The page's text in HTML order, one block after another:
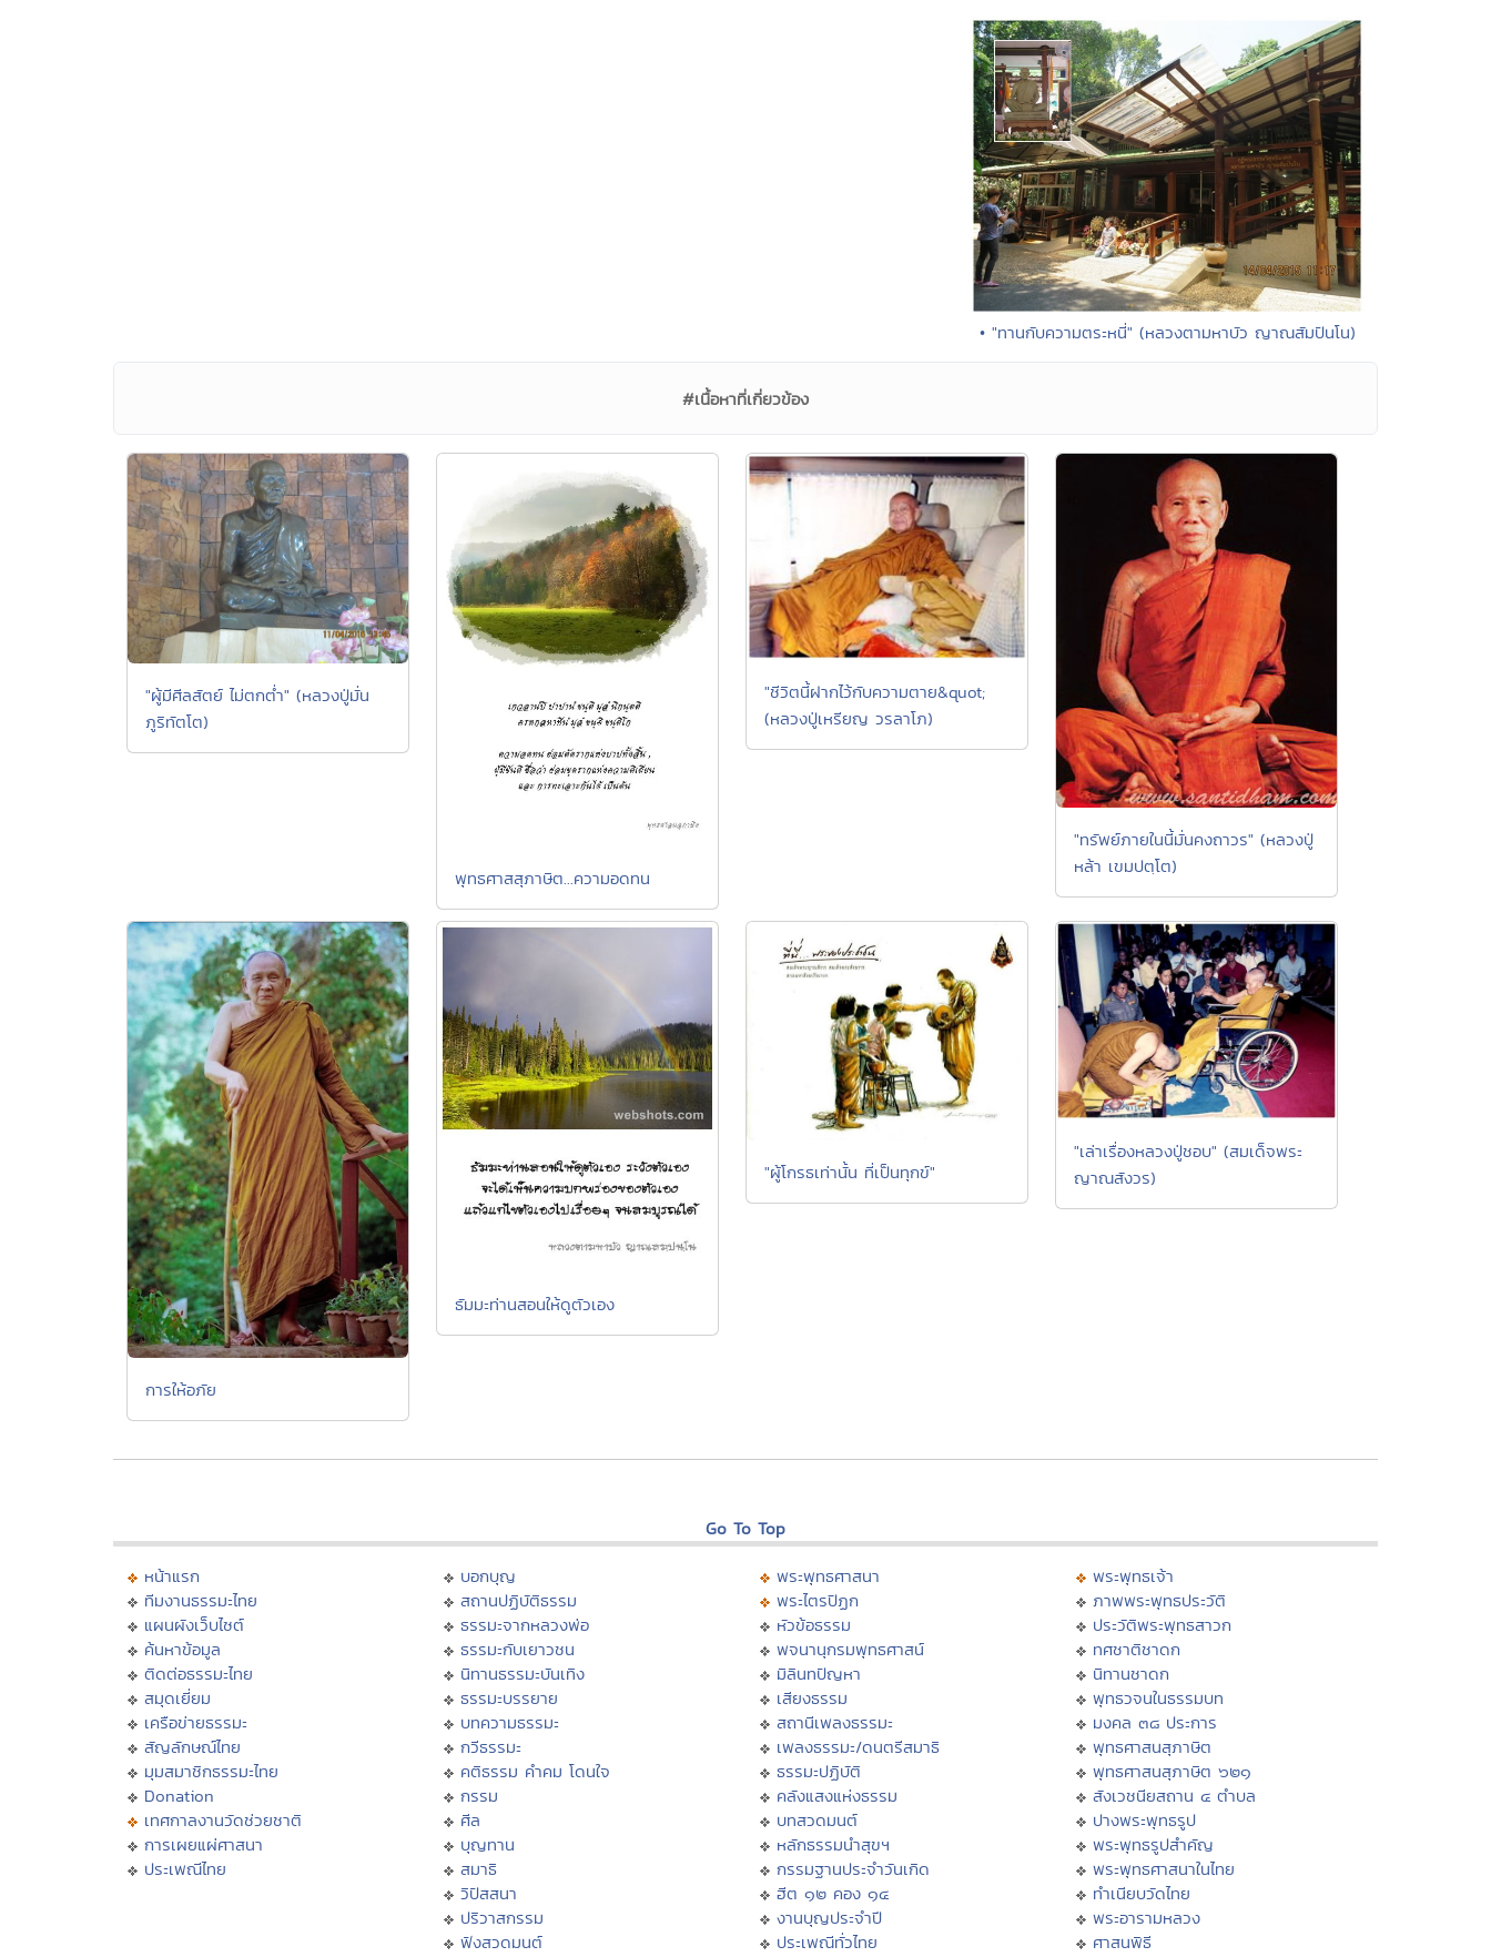
• "ทานกับความตระหนี่" (หลวงตามหาบัว ญาณสัมปันโน)
#เนื้อหาที่เกี่ยวข้อง
"ผู้มีศีลสัตย์ ไม่ตกต่ำ" (หลวงปู่มั่น
ภูริทัตโต)
พุทธศาสสุภาษิต...ความอดทน
"ชีวิตนี้ฝากไว้กับความตาย&quot;
(หลวงปู่เหรียญ วรลาโภ)
"ทรัพย์ภายในนี้มั่นคงถาวร" (หลวงปู่
หล้า เขมปตฺโต)
การให้อภัย
ธัมมะท่านสอนให้ดูตัวเอง
"ผู้โกรธเท่านั้น ที่เป็นทุกข์"
"เล่าเรื่องหลวงปู่ชอบ" (สมเด็จพระ
ญาณสังวร)
Go To Top
หน้าแรก
ทีมงานธรรมะไทย
แผนผังเว็บไซต์
ค้นหาข้อมูล
ติดต่อธรรมะไทย
สมุดเยี่ยม
เครือข่ายธรรมะ
สัญลักษณ์ไทย
มุมสมาชิกธรรมะไทย
Donation
เทศกาลงานวัดช่วยชาติ
การเผยแผ่ศาสนา
ประเพณีไทย
บอกบุญ
สถานปฏิบัติธรรม
ธรรมะจากหลวงพ่อ
ธรรมะกับเยาวชน
นิทานธรรมะบันเทิง
ธรรมะบรรยาย
บทความธรรมะ
กวีธรรมะ
คติธรรม คำคม โดนใจ
กรรม
ศีล
บุญทาน
สมาธิ
วิปัสสนา
ปริวาสกรรม
ฟังสวดมนต์
พระพุทธศาสนา
พระไตรปิฏก
หัวข้อธรรม
พจนานุกรมพุทธศาสน์
มิลินทปัญหา
เสียงธรรม
สถานีเพลงธรรมะ
เพลงธรรมะ/ดนตรีสมาธิ
ธรรมะปฏิบัติ
คลังแสงแห่งธรรม
บทสวดมนต์
หลักธรรมนำสุขฯ
กรรมฐานประจำวันเกิด
ฮีต ๑๒ คอง ๑๔
งานบุญประจำปี
ประเพณีทั่วไทย
พระพุทธเจ้า
ภาพพระพุทธประวัติ
ประวัติพระพุทธสาวก
ทศชาติชาดก
นิทานชาดก
พุทธวจนในธรรมบท
มงคล ๓๘ ประการ
พุทธศาสนสุภาษิต
พุทธศาสนสุภาษิต ๖๒๑
สังเวชนียสถาน ๔ ตำบล
ปางพระพุทธรูป
พระพุทธรูปสำคัญ
พระพุทธศาสนาในไทย
ทำเนียบวัดไทย
พระอารามหลวง
ศาสนพิธี